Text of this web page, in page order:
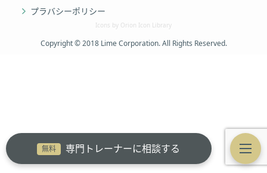
無料 専門トレーナーに相談する
プラバシーポリシー
Icons by Orion Icon Library
Copyright © 2018 Lime Corporation. All Rights Reserved.